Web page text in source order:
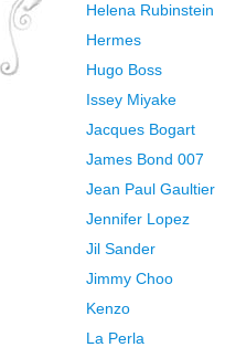
Helena Rubinstein
Hermes
Hugo Boss
Issey Miyake
Jacques Bogart
James Bond 007
Jean Paul Gaultier
Jennifer Lopez
Jil Sander
Jimmy Choo
Kenzo
La Perla